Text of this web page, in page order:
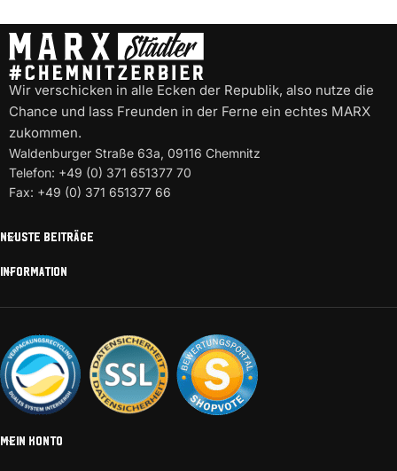
Wir verschicken in alle Ecken der Republik, also nutze die
Chance und lass Freunden in der Ferne ein echtes MARX
zukommen.
Waldenburger Straße 63a, 09116 Chemnitz
Telefon: +49 (0) 371 651377 70
Fax: +49 (0) 371 651377 66
NEUSTE BEITRÄGE
INFORMATION
MEIN KONTO